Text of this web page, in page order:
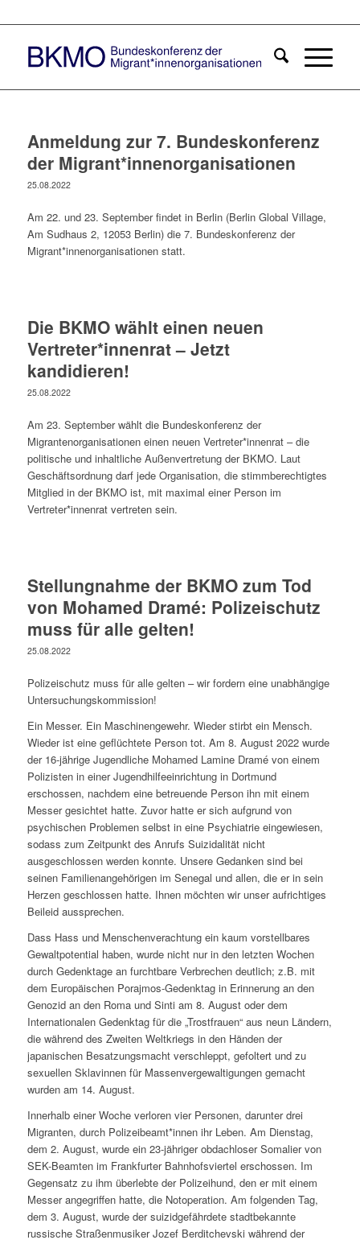
Anmeldung zur 7. Bundeskonferenz
der Migrant*innenorganisationen
25.08.2022
Am 22. und 23. September findet in Berlin (Berlin Global Village,
Am Sudhaus 2, 12053 Berlin) die 7. Bundeskonferenz der
Migrant*innenorganisationen statt.
Die BKMO wählt einen neuen
Vertreter*innenrat – Jetzt
kandidieren!
25.08.2022
Am 23. September wählt die Bundeskonferenz der
Migrantenorganisationen einen neuen Vertreter*innenrat – die
politische und inhaltliche Außenvertretung der BKMO. Laut
Geschäftsordnung darf jede Organisation, die stimmberechtigtes
Mitglied in der BKMO ist, mit maximal einer Person im
Vertreter*innenrat vertreten sein.
Stellungnahme der BKMO zum Tod
von Mohamed Dramé: Polizeischutz
muss für alle gelten!
25.08.2022
Polizeischutz muss für alle gelten – wir fordern eine unabhängige
Untersuchungskommission!
Ein Messer. Ein Maschinengewehr. Wieder stirbt ein Mensch.
Wieder ist eine geflüchtete Person tot. Am 8. August 2022 wurde
der 16-jährige Jugendliche Mohamed Lamine Dramé von einem
Polizisten in einer Jugendhilfeeinrichtung in Dortmund
erschossen, nachdem eine betreuende Person ihn mit einem
Messer gesichtet hatte. Zuvor hatte er sich aufgrund von
psychischen Problemen selbst in eine Psychiatrie eingewiesen,
sodass zum Zeitpunkt des Anrufs Suizidalität nicht
ausgeschlossen werden konnte. Unsere Gedanken sind bei
seinen Familienangehörigen im Senegal und allen, die er in sein
Herzen geschlossen hatte. Ihnen möchten wir unser aufrichtiges
Beileid aussprechen.
Dass Hass und Menschenverachtung ein kaum vorstellbares
Gewaltpotential haben, wurde nicht nur in den letzten Wochen
durch Gedenktage an furchtbare Verbrechen deutlich; z.B. mit
dem Europäischen Porajmos-Gedenktag in Erinnerung an den
Genozid an den Roma und Sinti am 8. August oder dem
Internationalen Gedenktag für die „Trostfrauen“ aus neun Ländern,
die während des Zweiten Weltkriegs in den Händen der
japanischen Besatzungsmacht verschleppt, gefoltert und zu
sexuellen Sklavinnen für Massenvergewaltigungen gemacht
wurden am 14. August.
Innerhalb einer Woche verloren vier Personen, darunter drei
Migranten, durch Polizeibeamt*innen ihr Leben. Am Dienstag,
dem 2. August, wurde ein 23-jähriger obdachloser Somalier von
SEK-Beamten im Frankfurter Bahnhofsviertel erschossen. Im
Gegensatz zu ihm überlebte der Polizeihund, den er mit einem
Messer angegriffen hatte, die Notoperation. Am folgenden Tag,
dem 3. August, wurde der suizidgefährdete stadtbekannte
russische Straßenmusiker Jozef Berditchevski während der